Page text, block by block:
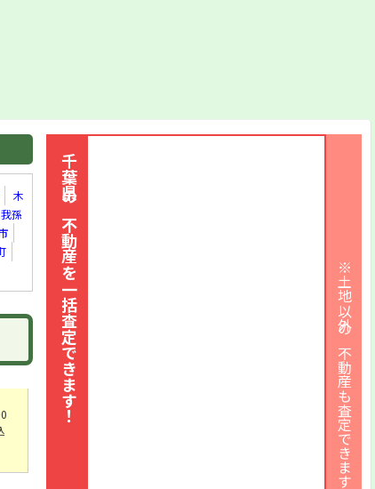
[住] 常盤平1丁目16番8
木
我孫
千葉県の不動産を一括査定できます！ ※土地以外の不動産も査定できます